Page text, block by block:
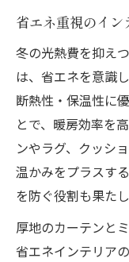
冬の家具
厚手カーテ
インテリ
り対策
厚手カ
効果的
断熱性を
方
日中と夜
省エネ重視のイ
冬の光熱費を抑え
は、省エネを意識
断熱性・保温性に
とで、暖房効率を
ンやラグ、クッシ
温かみをプラスす
を防ぐ役割も果たし
厚地のカーテンと
省エネインテリア